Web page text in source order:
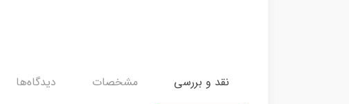
نقد و بررسی مشخصات دیدگاه‌ها